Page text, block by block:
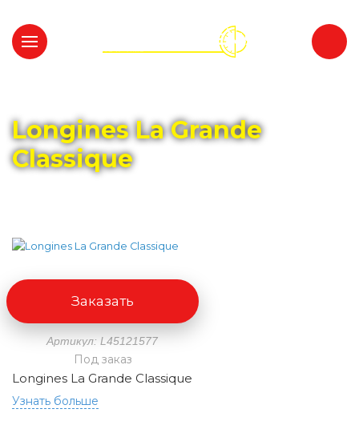
Longines La Grande
Classique
Артикул: L45121577
Под заказ
Longines La Grande Classique
Узнать больше
Заказать